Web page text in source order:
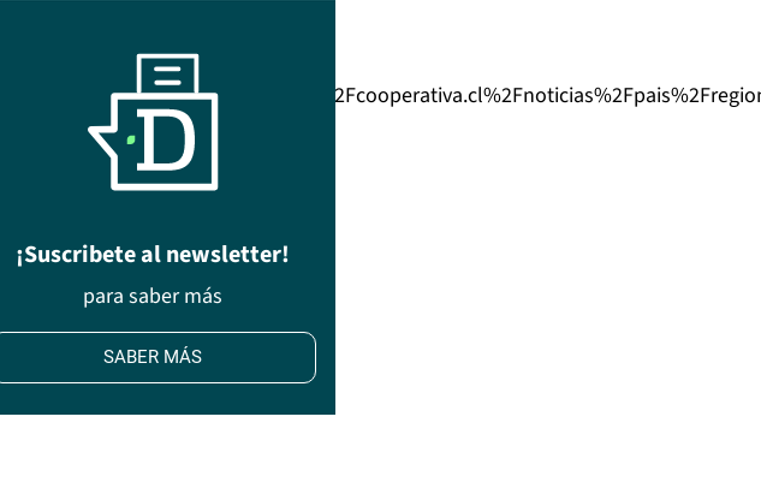
¡Suscribete al newsletter!
para saber más
SABER MÁS